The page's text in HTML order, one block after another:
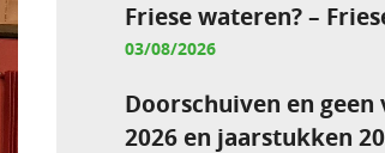
Friese wateren? –
03/08/2026
Doorschuiven en
2026 en jaarstukken